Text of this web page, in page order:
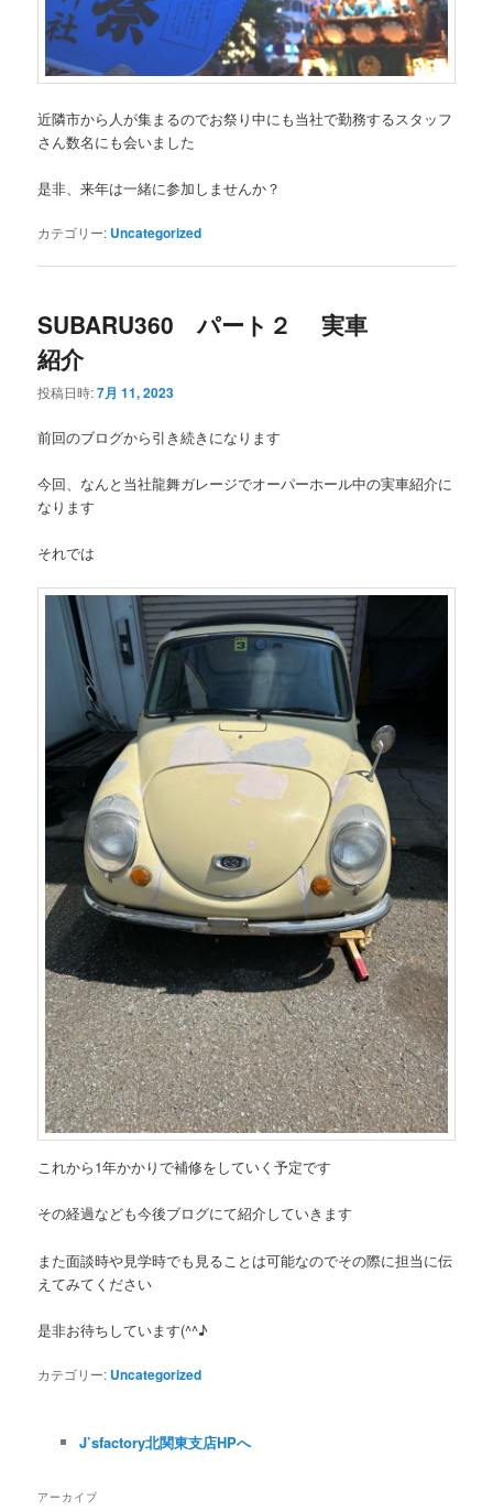
近隣市から人が集まるのでお祭り中にも当社で勤務するスタッフ
さん数名にも会いました
是非、来年は一緒に参加しませんか？
カテゴリー: Uncategorized
SUBARU360 パート２ 実車
紹介
投稿日時:7月 11, 2023
前回のブログから引き続きになります
今回、なんと当社龍舞ガレージでオーパーホール中の実車紹介に
なります
それでは
これから1年かかりで補修をしていく予定です
その経過なども今後ブログにて紹介していきます
また面談時や見学時でも見ることは可能なのでその際に担当に伝
えてみてください
是非お待ちしています(^^♪
カテゴリー: Uncategorized
J’sfactory北関東支店HPへ
アーカイブ